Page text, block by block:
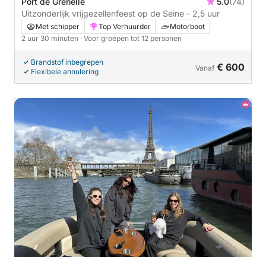
Uitzonderlijk vrijgezellenfeest op de Seine - 2,5 uur
Met schipper Top Verhuurder
Motorboot
2 uur 30 minuten · Voor groepen tot 12 personen
Brandstof inbegrepen
Flexibele annulering
Vanaf € 600